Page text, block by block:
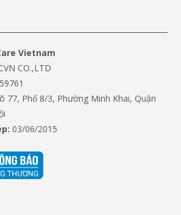
Vietnam
CO.,LTD
77, Phố 8/3, Phường Minh Khai, Quận
03/06/2015